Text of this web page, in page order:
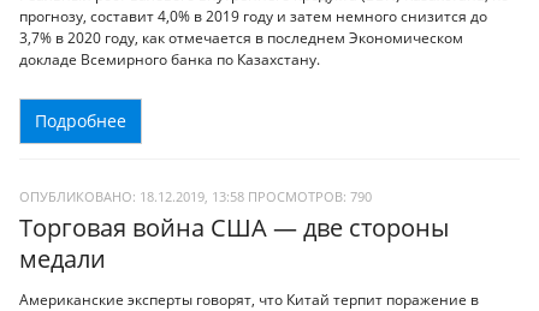
прогнозу, составит 4,0% в 2019 году и затем немного снизится до
3,7% в 2020 году, как отмечается в последнем Экономическом
докладе Всемирного банка по Казахстану.
Подробнее
ОПУБЛИКОВАНО: 18.12.2019, 13:58 ПРОСМОТРОВ: 790
Торговая война США — две стороны
медали
Американские эксперты говорят, что Китай терпит поражение в